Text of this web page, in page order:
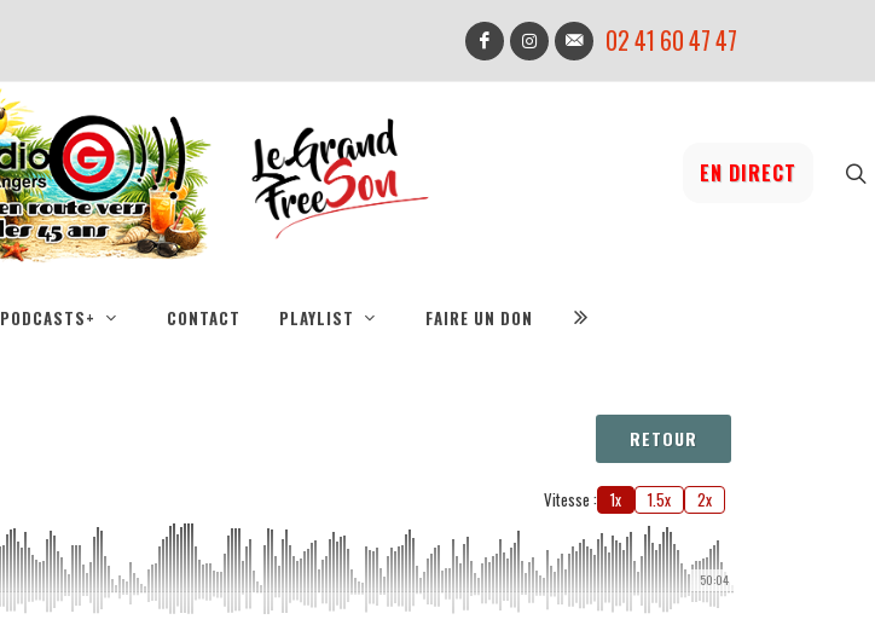
02 41 60 47 47
EN DIRECT
PODCASTS+ CONTACT PLAYLIST FAIRE UN DON
RETOUR
Vitesse : 1x 1.5x 2x
50:04